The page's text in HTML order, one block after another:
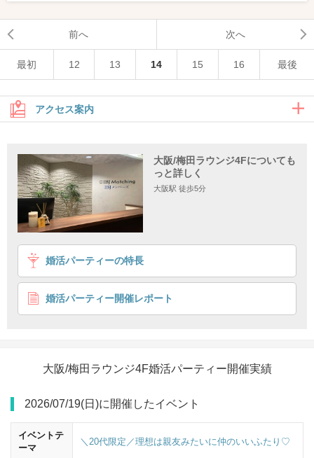
前へ 次へ
最初 12 13 14 15 16 最後
アクセス案内
西梅田駅からのアクセス
大阪/梅田ラウンジ4Fについても
っと詳しく
大阪駅 徒歩5分
婚活パーティーの特長
婚活パーティー開催レポート
大阪/梅田ラウンジ4F婚活パーティー開催実績
2026/07/19(日)に開催したイベント
イベントテ
ーマ
＼20代限定／理想は親友みたいに仲のいいふたり♡